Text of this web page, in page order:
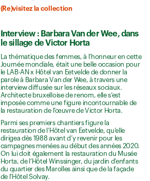
(Re)visitez la collection
Interview : Barbara Van der Wee, dans
le sillage de Victor Horta
La thématique des femmes, à l’honneur en cette
Journée mondiale, était une belle occasion pour
le LAB·AN x Hôtel van Eetvelde de donner la
parole à Barbara Van der Wee, à travers une
interview diffusée sur les réseaux sociaux.
Architecte bruxelloise de renom, elle s’est
imposée comme une figure incontournable de
la restauration de l’œuvre de Victor Horta.
Parmi ses premiers chantiers figure la
restauration de l’Hôtel van Eetvelde, qu’elle
dirigea dès 1988 avant d’y revenir pour les
campagnes menées au début des années 2020.
On lui doit également la restauration du Musée
Horta, de l’Hôtel Winssinger, du jardin d’enfants
du quartier des Marolles ainsi que de la façade
de l’Hôtel Solvay.